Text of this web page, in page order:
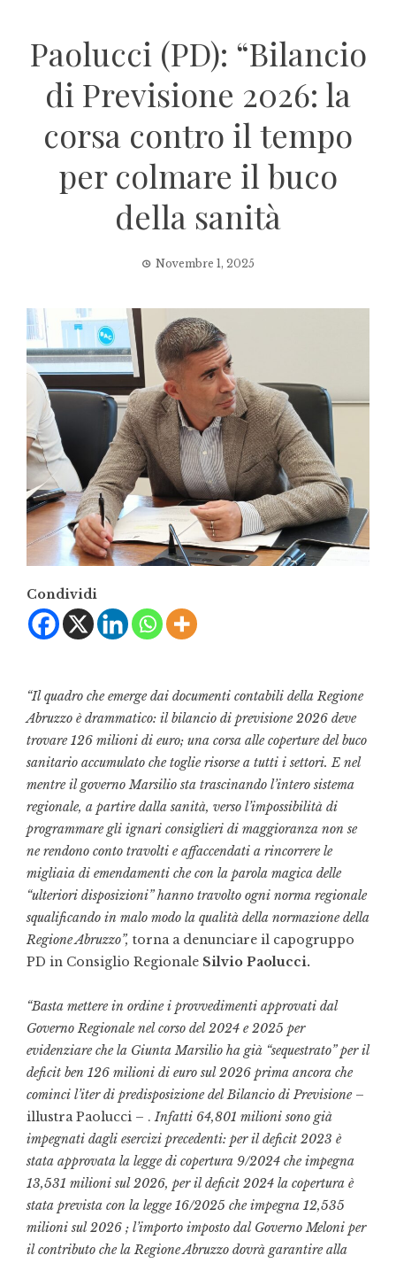
Paolucci (PD): “Bilancio
di Previsione 2026: la
corsa contro il tempo
per colmare il buco
della sanità
Novembre 1, 2025
Condividi
“Il quadro che emerge dai documenti contabili della Regione
Abruzzo è drammatico: il bilancio di previsione 2026 deve
trovare 126 milioni di euro; una corsa alle coperture del buco
sanitario accumulato che toglie risorse a tutti i settori. E nel
mentre il governo Marsilio sta trascinando l’intero sistema
regionale, a partire dalla sanità, verso l’impossibilità di
programmare gli ignari consiglieri di maggioranza non se
ne rendono conto travolti e affaccendati a rincorrere le
migliaia di emendamenti che con la parola magica delle
“ulteriori disposizioni” hanno travolto ogni norma regionale
squalificando in malo modo la qualità della normazione della
Regione Abruzzo”, torna a denunciare il capogruppo
PD in Consiglio Regionale Silvio Paolucci.
“Basta mettere in ordine i provvedimenti approvati dal
Governo Regionale nel corso del 2024 e 2025 per
evidenziare che la Giunta Marsilio ha già “sequestrato” per il
deficit ben 126 milioni di euro sul 2026 prima ancora che
cominci l’iter di predisposizione del Bilancio di Previsione–
illustra Paolucci – .Infatti 64,801 milioni sono già
impegnati dagli esercizi precedenti: per il deficit 2023 è
stata approvata la legge di copertura 9/2024 che impegna
13,531 milioni sul 2026, per il deficit 2024 la copertura è
stata prevista con la legge 16/2025 che impegna 12,535
milioni sul 2026 ; l’importo imposto dal Governo Meloni per
il contributo che la Regione Abruzzo dovrà garantire alla